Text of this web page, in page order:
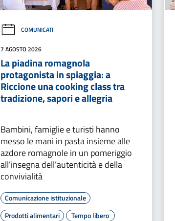
COMUNICATI
7 AGOSTO 2026
La piadina romagnola
protagonista in spiaggia: a
Riccione una cooking class tra
tradizione, sapori e allegria
Bambini, famiglie e turisti hanno
messo le mani in pasta insieme alle
azdore romagnole in un pomeriggio
all’insegna dell’autenticità e della
convivialità
Comunicazione istituzionale
Prodotti alimentari
Tempo libero